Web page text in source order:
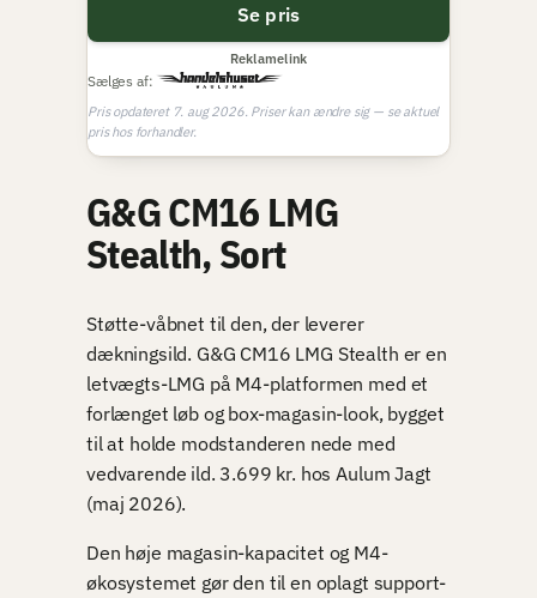
Se pris
Reklamelink
Sælges af:
Pris opdateret 7. aug 2026. Priser kan ændre sig — se aktuel
pris hos forhandler.
G&G CM16 LMG
Stealth, Sort
Støtte-våbnet til den, der leverer
dækningsild. G&G CM16 LMG Stealth er en
letvægts-LMG på M4-platformen med et
forlænget løb og box-magasin-look, bygget
til at holde modstanderen nede med
vedvarende ild. 3.699 kr. hos Aulum Jagt
(maj 2026).
Den høje magasin-kapacitet og M4-
økosystemet gør den til en oplagt support-